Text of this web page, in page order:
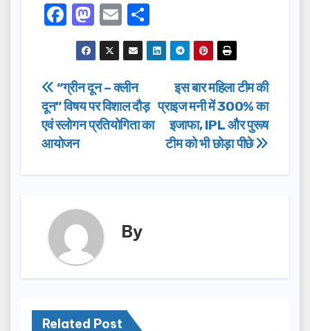
F
a
c
e
b
o
o
k
M
a
st
o
d
o
E
m
ail
h
ar
Post
navigation
इस बार महिला टीम की
प्राइज मनी में 300% का
इजाफा, IPL और पुरूष
टीम को भी छोड़ा पीछे
“ग्रीन दून – क्लीन
दून” विषय पर विशाल दौड़
एवं स्लोगन प्रतियोगिता का
आयोजन
By
Related Post